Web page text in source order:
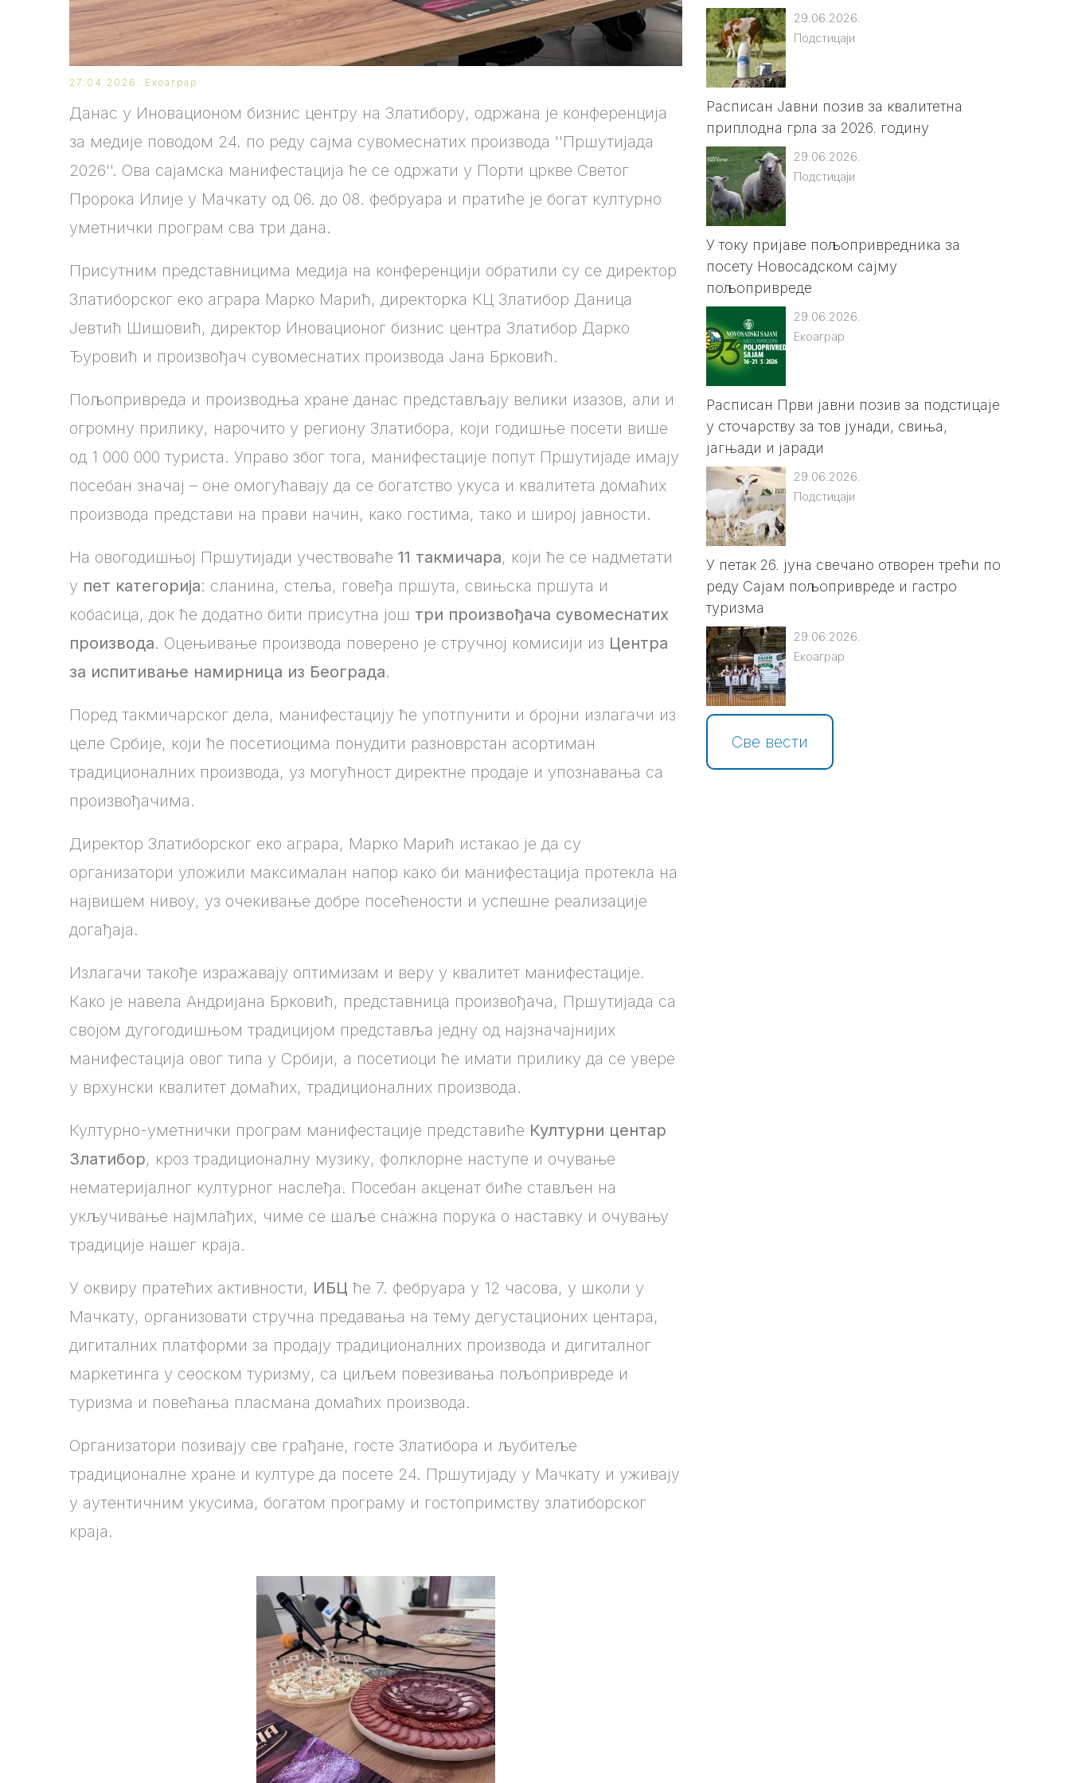
27.04.2026. Екоаграр
Данас у Иновационом бизнис центру на Златибору, одржана је конференција
за медије поводом 24. по реду сајма сувомеснатих производа ''Пршутијада
2026''. Ова сајамска манифестација ће се одржати у Порти цркве Светог
Пророка Илије у Мачкату од 06. до 08. фебруара и пратиће је богат културно
уметнички програм сва три дана.
Присутним представницима медија на конференцији обратили су се директор
Златиборског еко аграра Марко Марић, директорка КЦ Златибор Даница
Јевтић Шишовић, директор Иновационог бизнис центра Златибор Дарко
Ђуровић и произвођач сувомеснатих производа Јана Брковић.
Пољопривреда и производња хране данас представљају велики изазов, али и
огромну прилику, нарочито у региону Златибора, који годишње посети више
од 1 000 000 туриста. Управо због тога, манифестације попут Пршутијаде имају
посебан значај – оне омогућавају да се богатство укуса и квалитета домаћих
производа представи на прави начин, како гостима, тако и широј јавности.
На овогодишњој Пршутијади учествоваће 11 такмичара, који ће се надметати
у пет категорија: сланина, стеља, говеђа пршута, свињска пршута и
кобасица, док ће додатно бити присутна још три произвођача сувомеснатих
производа. Оцењивање производа поверено је стручној комисији из Центра
за испитивање намирница из Београда.
Поред такмичарског дела, манифестацију ће употпунити и бројни излагачи из
целе Србије, који ће посетиоцима понудити разноврстан асортиман
традиционалних производа, уз могућност директне продаје и упознавања са
произвођачима.
Директор Златиборског еко аграра, Марко Марић истакао је да су
организатори уложили максималан напор како би манифестација протекла на
највишем нивоу, уз очекивање добре посећености и успешне реализације
догађаја.
Излагачи такође изражавају оптимизам и веру у квалитет манифестације.
Како је навела Андријана Брковић, представница произвођача, Пршутијада са
својом дугогодишњом традицијом представља једну од најзначајнијих
манифестација овог типа у Србији, а посетиоци ће имати прилику да се увере
у врхунски квалитет домаћих, традиционалних производа.
Културно-уметнички програм манифестације представиће Културни центар
Златибор, кроз традиционалну музику, фолклорне наступе и очување
нематеријалног културног наслеђа. Посебан акценат биће стављен на
укључивање најмлађих, чиме се шаље снажна порука о наставку и очувању
традиције нашег краја.
У оквиру пратећих активности, ИБЦ ће 7. фебруара у 12 часова, у школи у
Мачкату, организовати стручна предавања на тему дегустационих центара,
дигиталних платформи за продају традиционалних производа и дигиталног
маркетинга у сеоском туризму, са циљем повезивања пољопривреде и
туризма и повећања пласмана домаћих производа.
Организатори позивају све грађане, госте Златибора и љубитеље
традиционалне хране и културе да посете 24. Пршутијаду у Мачкату и уживају
у аутентичним укусима, богатом програму и гостопримству златиборског
краја.
29.06.2026.
Подстицаји
Расписан Јавни позив за квалитетна
приплодна грла за 2026. годину
29.06.2026.
Подстицаји
У току пријаве пољопривредника за
посету Новосадском сајму
пољопривреде
29.06.2026.
Екоаграр
Расписан Први јавни позив за подстицаје
у сточарству за тов јунади, свиња,
јагњади и јаради
29.06.2026.
Подстицаји
У петак 26. јуна свечано отворен трећи по
реду Сајам пољопривреде и гастро
туризма
29.06.2026.
Екоаграр
Све вести